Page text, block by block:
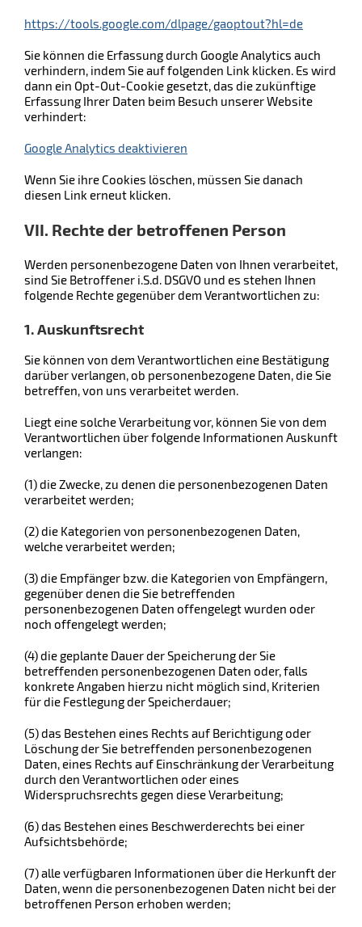
https://tools.google.com/dlpage/gaoptout?hl=de
Sie können die Erfassung durch Google Analytics auch
verhindern, indem Sie auf folgenden Link klicken. Es wird
dann ein Opt-Out-Cookie gesetzt, das die zukünftige
Erfassung Ihrer Daten beim Besuch unserer Website
verhindert:
Google Analytics deaktivieren
Wenn Sie ihre Cookies löschen, müssen Sie danach
diesen Link erneut klicken.
VII. Rechte der betroffenen Person
Werden personenbezogene Daten von Ihnen verarbeitet,
sind Sie Betroffener i.S.d. DSGVO und es stehen Ihnen
folgende Rechte gegenüber dem Verantwortlichen zu:
1. Auskunftsrecht
Sie können von dem Verantwortlichen eine Bestätigung
darüber verlangen, ob personenbezogene Daten, die Sie
betreffen, von uns verarbeitet werden.
Liegt eine solche Verarbeitung vor, können Sie von dem
Verantwortlichen über folgende Informationen Auskunft
verlangen:
(1) die Zwecke, zu denen die personenbezogenen Daten
verarbeitet werden;
(2) die Kategorien von personenbezogenen Daten,
welche verarbeitet werden;
(3) die Empfänger bzw. die Kategorien von Empfängern,
gegenüber denen die Sie betreffenden
personenbezogenen Daten offengelegt wurden oder
noch offengelegt werden;
(4) die geplante Dauer der Speicherung der Sie
betreffenden personenbezogenen Daten oder, falls
konkrete Angaben hierzu nicht möglich sind, Kriterien
für die Festlegung der Speicherdauer;
(5) das Bestehen eines Rechts auf Berichtigung oder
Löschung der Sie betreffenden personenbezogenen
Daten, eines Rechts auf Einschränkung der Verarbeitung
durch den Verantwortlichen oder eines
Widerspruchsrechts gegen diese Verarbeitung;
(6) das Bestehen eines Beschwerderechts bei einer
Aufsichtsbehörde;
(7) alle verfügbaren Informationen über die Herkunft der
Daten, wenn die personenbezogenen Daten nicht bei der
betroffenen Person erhoben werden;